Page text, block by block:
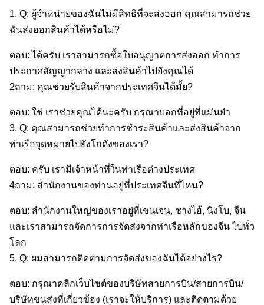
1. Q: ผู้จําหน่ายของฉันไม่มีสิทธิที่จะส่งออก คุณสามารถช่วย
ฉันส่งออกสินค้าได้หรือไม่?
ตอบ: ได้ครับ เราสามารถซื้อใบอนุญาตการส่งออก ทําการ
ประกาศสัญญากลาง และส่งสินค้าไปยังคุณได้
2ถาม: คุณช่วยรับสินค้าจากประเทศจีนได้มั้ย?
ตอบ: ใช่ เราช่วยคุณได้นะครับ กรุณาบอกที่อยู่ที่แม่นยํา
3. Q: คุณสามารถช่วยทําการชําระสินค้าและส่งสินค้าจาก
ท่าเรือจุดหมายไปยังโกดังของเรา?
ตอบ: ครับ เรามีเจ้าหน้าที่ในท่าเรือต่างประเทศ
4ถาม: สํานักงานของท่านอยู่ที่ประเทศจีนที่ไหน?
ตอบ: สํานักงานใหญ่ของเราอยู่ที่เชนเจน, ชางไฮ้, นิงโบ, จีน
และเราสามารถจัดการการจัดส่งจากท่าเรือหลักของจีน ไปทั่ว
โลก
5. Q: ผมสามารถติดตามการจัดส่งของฉันได้อย่างไร?
ตอบ: กรุณาคลิกเว็บไซต์ของบริษัทสายการบิน/สายการบิน/
บริษัทขนส่งที่เกี่ยวข้อง (เราจะให้บริการ) และติดตามด้วย